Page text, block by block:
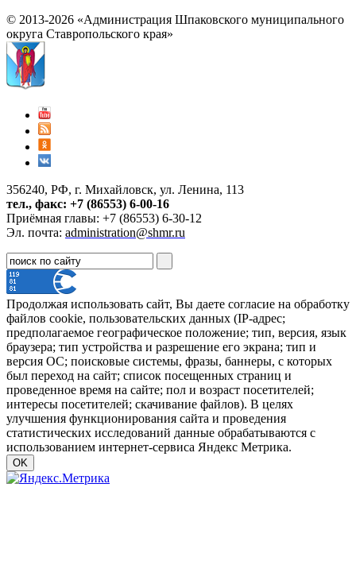
© 2013-2026 «Администрация Шпаковского муниципального
округа Ставропольского края»
356240, РФ, г. Михайловск, ул. Ленина, 113
тел., факс: +7 (86553) 6-00-16
Приёмная главы: +7 (86553) 6-30-12
Эл. почта: administration@shmr.ru
Продолжая использовать сайт, Вы даете согласие на обработку
файлов cookie, пользовательских данных (IP-адрес;
предполагаемое географическое положение; тип, версия, язык
браузера; тип устройства и разрешение его экрана; тип и
версия ОС; поисковые системы, фразы, баннеры, с которых
был переход на сайт; список посещенных страниц и
проведенное время на сайте; пол и возраст посетителей;
интересы посетителей; скачивание файлов). В целях
улучшения функционирования сайта и проведения
статистических исследований данные обрабатываются с
использованием интернет-сервиса Яндекс Метрика.
OK